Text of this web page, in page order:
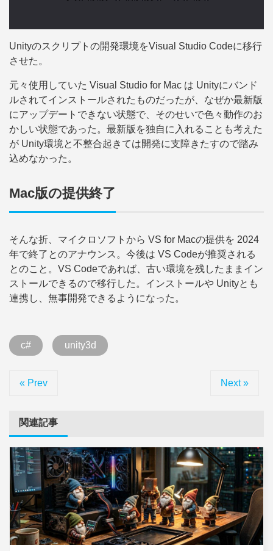
Unityのスクリプトの開発環境をVisual Studio Codeに移行
させた。
元々使用していた Visual Studio for Mac は Unityにバンド
ルされてインストールされたものだったが、なぜか最新版
にアップデートできない状態で、そのせいで色々動作のお
かしい状態であった。最新版を独自に入れることも考えた
が Unity環境と不整合起きては開発に支障きたすので踏み
込めなかった。
Mac版の提供終了
そんな折、マイクロソフトから VS for Macの提供を 2024
年で終了とのアナウンス。今後は VS Codeが推奨される
とのこと。VS Codeであれば、古い環境を残したままイン
ストールできるので移行した。インストールや Unityとも
連携し、無事開発できるようになった。
c# unity3d
« Prev Next »
関連記事